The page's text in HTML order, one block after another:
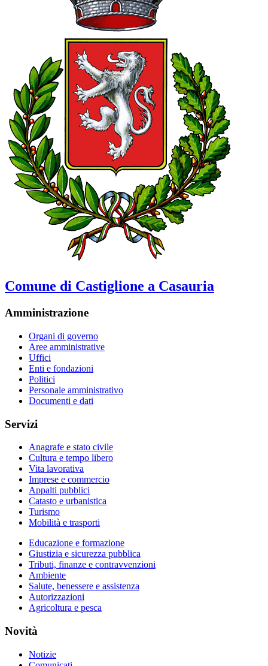
Comune di Castiglione a Casauria
Amministrazione
Organi di governo
Aree amministrative
Uffici
Enti e fondazioni
Politici
Personale amministrativo
Documenti e dati
Servizi
Anagrafe e stato civile
Cultura e tempo libero
Vita lavorativa
Imprese e commercio
Appalti pubblici
Catasto e urbanistica
Turismo
Mobilità e trasporti
Educazione e formazione
Giustizia e sicurezza pubblica
Tributi, finanze e contravvenzioni
Ambiente
Salute, benessere e assistenza
Autorizzazioni
Agricoltura e pesca
Novità
Notizie